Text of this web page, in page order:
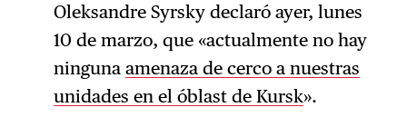
Oleksandre Syrsky declaró ayer, lunes
10 de marzo, que «actualmente no hay
ninguna amenaza de cerco a nuestras
unidades en el óblast de Kursk».